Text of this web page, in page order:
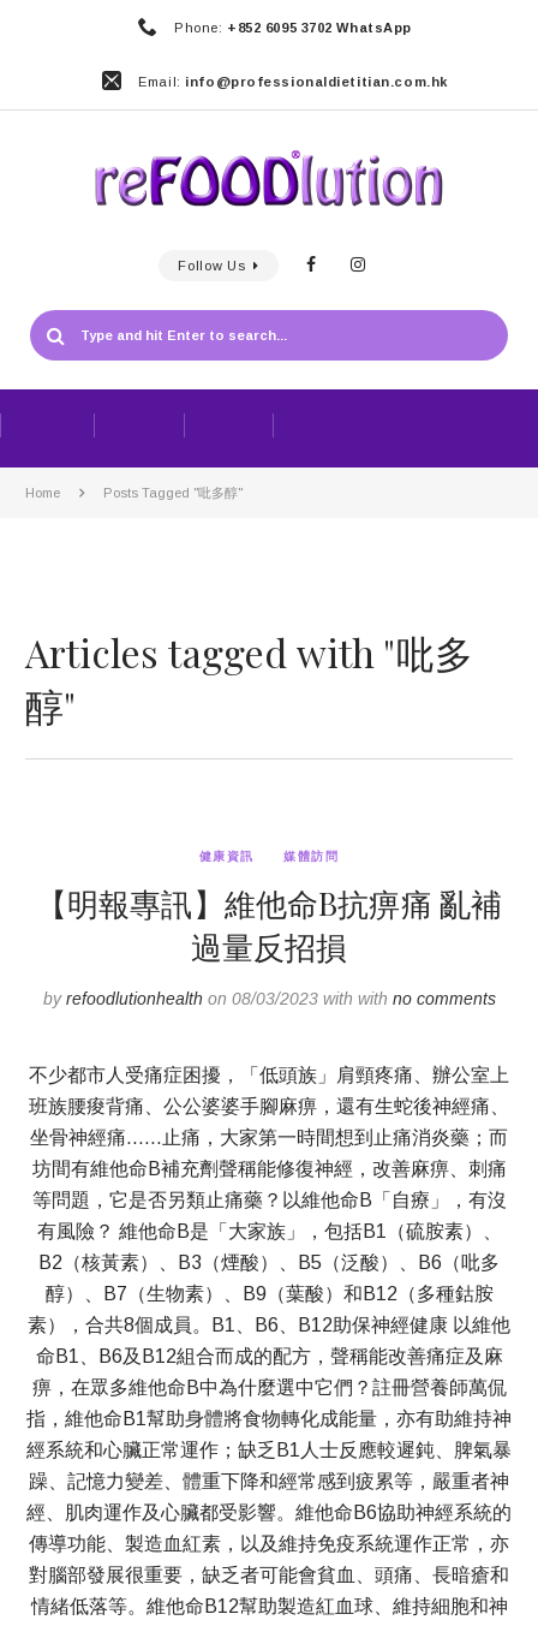
Phone: +852 6095 3702 WhatsApp
Email: info@professionaldietitian.com.hk
Follow Us
Home Posts Tagged "吡多醇"
Articles tagged with "吡多
醇"
健康資訊 媒體訪問
【明報專訊】維他命B抗痹痛 亂補
過量反招損
byrefoodlutionhealth on 08/03/2023 with with no comments
不少都市人受痛症困擾，「低頭族」肩頸疼痛、辦公室上
班族腰痠背痛、公公婆婆手腳麻痹，還有生蛇後神經痛、
坐骨神經痛……止痛，大家第一時間想到止痛消炎藥；而
坊間有維他命B補充劑聲稱能修復神經，改善麻痹、刺痛
等問題，它是否另類止痛藥？以維他命B「自療」，有沒
有風險？ 維他命B是「大家族」，包括B1（硫胺素）、
B2（核黃素）、B3（煙酸）、B5（泛酸）、B6（吡多
醇）、B7（生物素）、B9（葉酸）和B12（多種鈷胺
素），合共8個成員。B1、B6、B12助保神經健康 以維他
命B1、B6及B12組合而成的配方，聲稱能改善痛症及麻
痹，在眾多維他命B中為什麼選中它們？註冊營養師萬侃
指，維他命B1幫助身體將食物轉化成能量，亦有助維持神
經系統和心臟正常運作；缺乏B1人士反應較遲鈍、脾氣暴
躁、記憶力變差、體重下降和經常感到疲累等，嚴重者神
經、肌肉運作及心臟都受影響。維他命B6協助神經系統的
傳導功能、製造血紅素，以及維持免疫系統運作正常，亦
對腦部發展很重要，缺乏者可能會貧血、頭痛、長暗瘡和
情緒低落等。維他命B12幫助製造紅血球、維持細胞和神